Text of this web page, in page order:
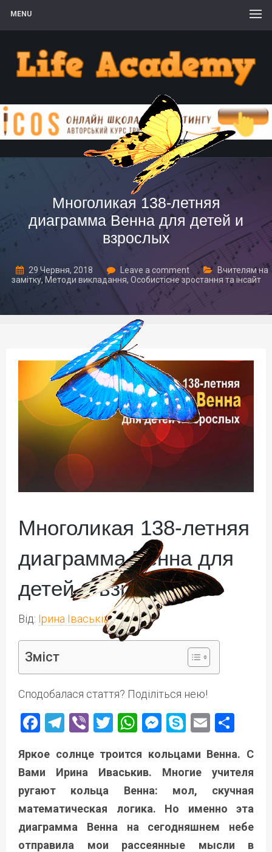
MENU
Многоликая 138-летняя
диаграмма Венна для детей и
взрослых
29 Червня, 2018 Leave a comment
Вчителям на
замітку,Методи викладання, Особистісне зростання та інсайт
Многоликая 138-летняя
диаграмма Венна для
детей и взрослых
Від: Ірина Іваськів
Зміст
Сподобалася стаття? Поділіться нею!
Facebook
Telegram
ViberTwitter
WhatsApp
Messenger
Skype
Email
Яркое солнце троится кольцами Венна. С
Вами Ирина Иваськив. Многие учителя
ругают кольца Венна: мол, скучная
математическая логика. Но именно эта
диаграмма Венна на сегодняшнем небе
отправила мои рассеянные мысли в